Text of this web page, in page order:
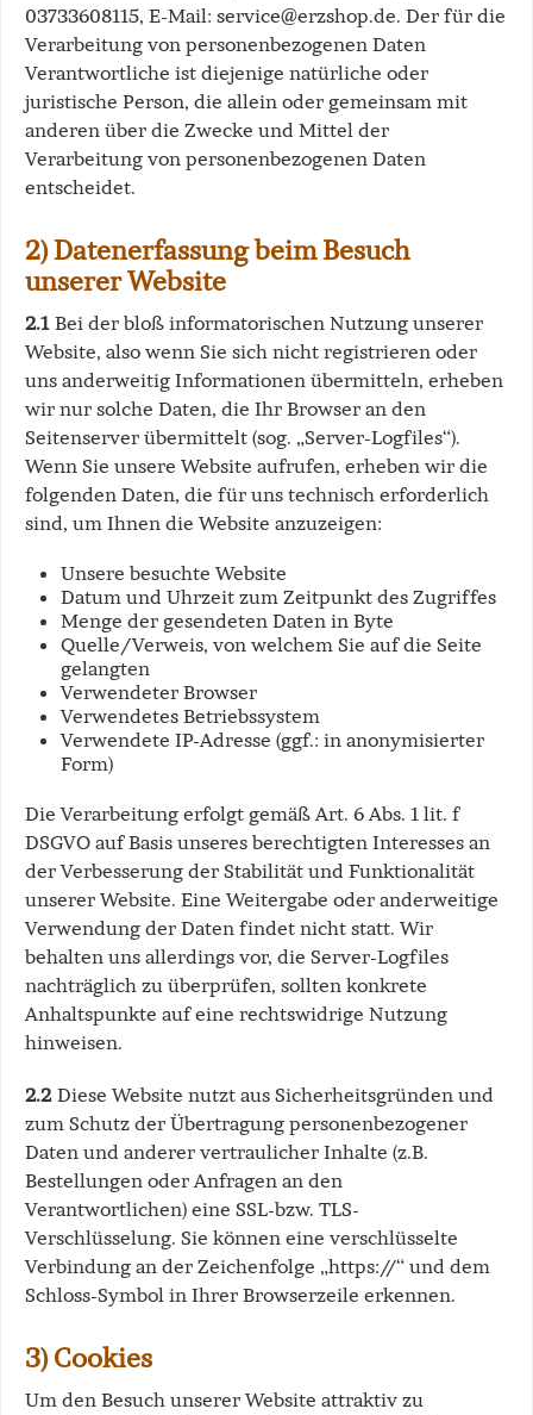
03733608115, E-Mail: service@erzshop.de. Der für die
Verarbeitung von personenbezogenen Daten
Verantwortliche ist diejenige natürliche oder
juristische Person, die allein oder gemeinsam mit
anderen über die Zwecke und Mittel der
Verarbeitung von personenbezogenen Daten
entscheidet.
2) Datenerfassung beim Besuch
unserer Website
2.1Bei der bloß informatorischen Nutzung unserer
Website, also wenn Sie sich nicht registrieren oder
uns anderweitig Informationen übermitteln, erheben
wir nur solche Daten, die Ihr Browser an den
Seitenserver übermittelt (sog. „Server-Logfiles“).
Wenn Sie unsere Website aufrufen, erheben wir die
folgenden Daten, die für uns technisch erforderlich
sind, um Ihnen die Website anzuzeigen:
Unsere besuchte Website
Datum und Uhrzeit zum Zeitpunkt des Zugriffes
Menge der gesendeten Daten in Byte
Quelle/Verweis, von welchem Sie auf die Seite
gelangten
Verwendeter Browser
Verwendetes Betriebssystem
Verwendete IP-Adresse (ggf.: in anonymisierter
Form)
Die Verarbeitung erfolgt gemäß Art. 6 Abs. 1 lit. f
DSGVO auf Basis unseres berechtigten Interesses an
der Verbesserung der Stabilität und Funktionalität
unserer Website. Eine Weitergabe oder anderweitige
Verwendung der Daten findet nicht statt. Wir
behalten uns allerdings vor, die Server-Logfiles
nachträglich zu überprüfen, sollten konkrete
Anhaltspunkte auf eine rechtswidrige Nutzung
hinweisen.
2.2 Diese Website nutzt aus Sicherheitsgründen und
zum Schutz der Übertragung personenbezogener
Daten und anderer vertraulicher Inhalte (z.B.
Bestellungen oder Anfragen an den
Verantwortlichen) eine SSL-bzw. TLS-
Verschlüsselung. Sie können eine verschlüsselte
Verbindung an der Zeichenfolge „https://“ und dem
Schloss-Symbol in Ihrer Browserzeile erkennen.
3) Cookies
Um den Besuch unserer Website attraktiv zu